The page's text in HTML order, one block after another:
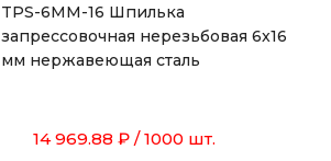
TPS-6MM-16 Шпилька
запрессовочная нерезьбовая 6x16
мм нержавеющая сталь
14 969.88 ₽/ 1000 шт.